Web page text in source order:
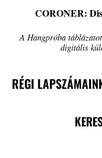
CORONER:
A Hangpróba
digitális
RÉGI